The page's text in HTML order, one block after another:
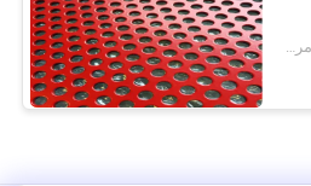
USD 1-10/M3 MOQ:400 متر مربع